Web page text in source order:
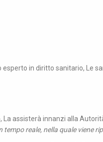
esperto in diritto sanitario, Le
assisterà innanzi alla
reale, nella quale viene